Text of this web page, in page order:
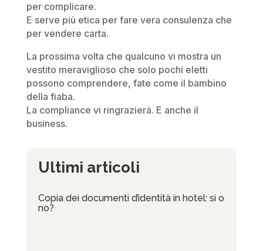
per complicare.
E serve più etica per fare vera consulenza che
per vendere carta.
La prossima volta che qualcuno vi mostra un
vestito meraviglioso che solo pochi eletti
possono comprendere, fate come il bambino
della fiaba.
La compliance vi ringrazierà. E anche il
business.
Ultimi articoli
Copia dei documenti d’identità in hotel: si o
no?